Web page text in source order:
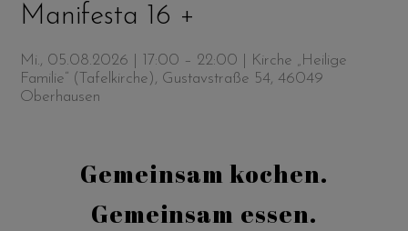
Manifesta 16 +
Mi., 05.08.2026 | 17:00 – 22:00 | Kirche „Heilige
Familie“ (Tafelkirche), Gustavstraße 54, 46049
Oberhausen
Gemeinsam kochen.
Gemeinsam essen.